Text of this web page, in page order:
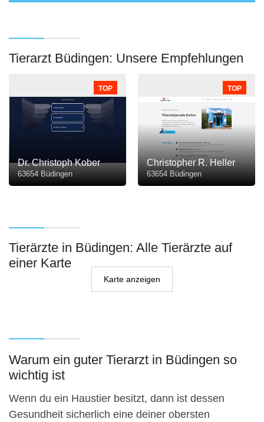
Tierarzt Büdingen: Unsere Empfehlungen
TOP
Dr. Christoph Kober
63654 Büdingen
TOP
Christopher R. Heller
63654 Büdingen
Tierärzte in Büdingen: Alle Tierärzte auf
einer Karte
Karte anzeigen
Warum ein guter Tierarzt in Büdingen so
wichtig ist
Wenn du ein Haustier besitzt, dann ist dessen
Gesundheit sicherlich eine deiner obersten